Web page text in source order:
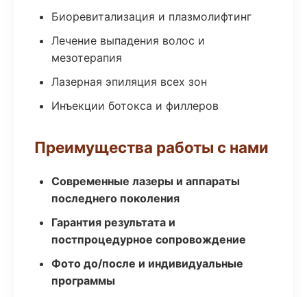
Биоревитализация и плазмолифтинг
Лечение выпадения волос и
мезотерапия
Лазерная эпиляция всех зон
Инъекции ботокса и филлеров
Преимущества работы с нами
Современные лазеры и аппараты
последнего поколения
Гарантия результата и
постпроцедурное сопровождение
Фото до/после и индивидуальные
программы